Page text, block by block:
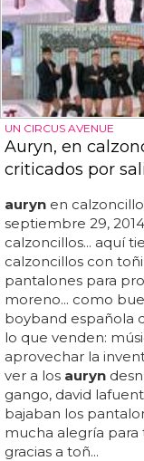
UN CIRCUS AVENUE
Auryn, en
criticados por
auryn en
septiembre 29,
calzoncillos... aquí
calzoncillos con
pantalones para
moreno... como
boyband española
lo que venden:
aprovechar la
ver a los auryn
gango, david
bajaban los
mucha alegría para
gracias a toñ...